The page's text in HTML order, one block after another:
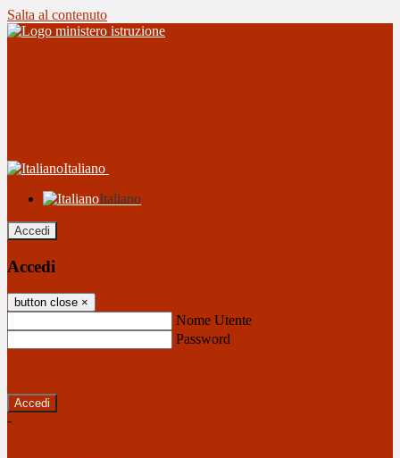
Salta al contenuto
Italiano
Italiano
Accedi
Accedi
button close ×
Nome Utente
Password
-